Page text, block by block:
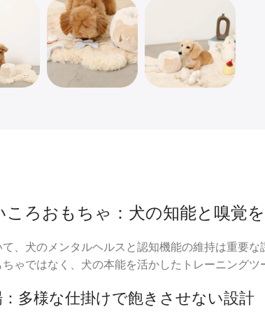
ころおもちゃ：犬の知能と嗅覚
、犬のメンタルヘルスと認知機能の維持は重要
ゃではなく、犬の本能を活かしたトレーニング
多様な仕掛けで飽きさせない設計